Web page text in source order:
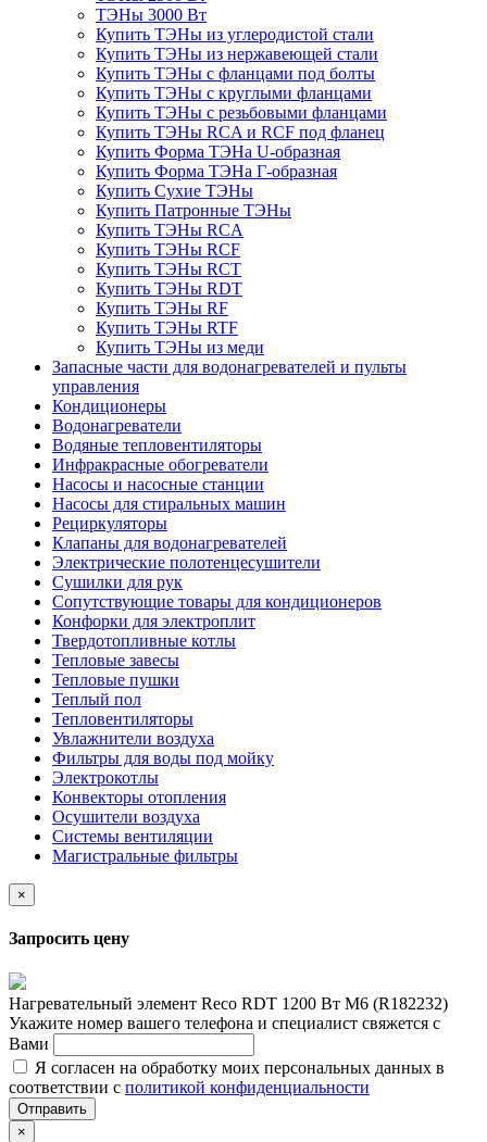
ТЭНы 3000 Вт
Купить ТЭНы из углеродистой стали
Купить ТЭНы из нержавеющей стали
Купить ТЭНы с фланцами под болты
Купить ТЭНы с круглыми фланцами
Купить ТЭНы с резьбовыми фланцами
Купить ТЭНы RCA и RCF под фланец
Купить Форма ТЭНа U-образная
Купить Форма ТЭНа Г-образная
Купить Сухие ТЭНы
Купить Патронные ТЭНы
Купить ТЭНы RCA
Купить ТЭНы RCF
Купить ТЭНы RCT
Купить ТЭНы RDT
Купить ТЭНы RF
Купить ТЭНы RTF
Купить ТЭНы из меди
Запасные части для водонагревателей и пульты
управления
Кондиционеры
Водонагреватели
Водяные тепловентиляторы
Инфракрасные обогреватели
Насосы и насосные станции
Насосы для стиральных машин
Рециркуляторы
Клапаны для водонагревателей
Электрические полотенцесушители
Сушилки для рук
Сопутствующие товары для кондиционеров
Конфорки для электроплит
Твердотопливные котлы
Тепловые завесы
Тепловые пушки
Теплый пол
Тепловентиляторы
Увлажнители воздуха
Фильтры для воды под мойку
Электрокотлы
Конвекторы отопления
Осушители воздуха
Системы вентиляции
Магистральные фильтры
×
Запросить цену
Нагревательный элемент Reco RDT 1200 Вт M6 (R182232)
Укажите номер вашего телефона и специалист свяжется с
Вами
Я согласен на обработку моих персональных данных в
соответствии с политикой конфиденциальности
Отправить
×